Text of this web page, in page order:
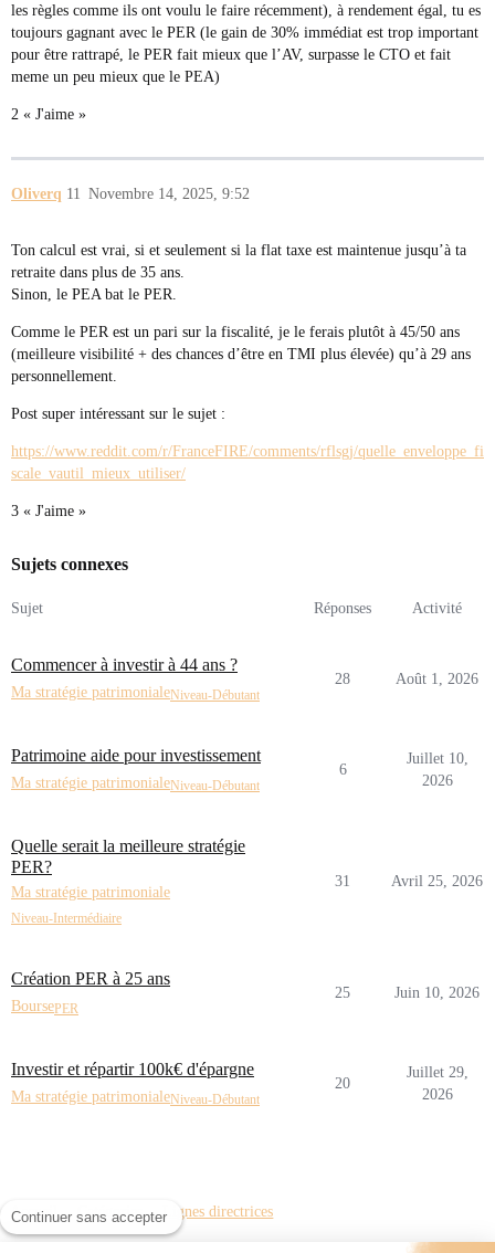
Continuer sans accepter
les règles comme ils ont voulu le faire récemment), à rendement égal, tu es
toujours gagnant avec le PER (le gain de 30% immédiat est trop important
pour être rattrapé, le PER fait mieux que l’AV, surpasse le CTO et fait
meme un peu mieux que le PEA)
2 « J'aime »
Oliverq Novembre 14, 2025, 9:52
11
Ton calcul est vrai, si et seulement si la flat taxe est maintenue jusqu’à ta
retraite dans plus de 35 ans.
Sinon, le PEA bat le PER.
Comme le PER est un pari sur la fiscalité, je le ferais plutôt à 45/50 ans
(meilleure visibilité + des chances d’être en TMI plus élevée) qu’à 29 ans
personnellement.
Post super intéressant sur le sujet :
https://www.reddit.com/r/FranceFIRE/comments/rflsgj/quelle_enveloppe_fi
scale_vautil_mieux_utiliser/
3 « J'aime »
Sujets connexes
Sujet Réponses Activité
Commencer à investir à 44 ans ?
Ma stratégie patrimonialeNiveau-Débutant
28 Août 1, 2026
Patrimoine aide pour investissement
Ma stratégie patrimonialeNiveau-Débutant
6
Juillet 10,
2026
Quelle serait la meilleure stratégie
PER?
Ma stratégie patrimoniale
Niveau-Intermédiaire
31 Avril 25, 2026
Création PER à 25 ans
BoursePER
25 Juin 10, 2026
Investir et répartir 100k€ d'épargne
Ma stratégie patrimonialeNiveau-Débutant
20
Juillet 29,
2026
Accueil Catégories Lignes directrices